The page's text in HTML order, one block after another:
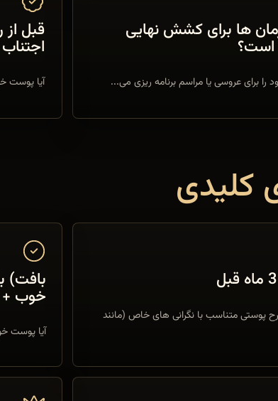
ها برای کشش نهایی
را برای عروسی یا مراسم برنامه ریزی می...
قبل
آیا پوست
کلیدی
پوستی متناسب با نگرانی های خاص (مانند
بافت)
خوب +
آیا پوست